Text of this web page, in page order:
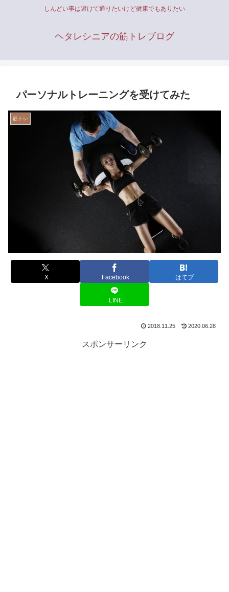
しんどい事は避けて通りたいけど健康でもありたい
ヘタレシニアの筋トレブログ
パーソナルトレーニングを受けてみた
筋トレ
X Facebook はてブ
LINE
2018.11.25 2020.06.28
スポンサーリンク